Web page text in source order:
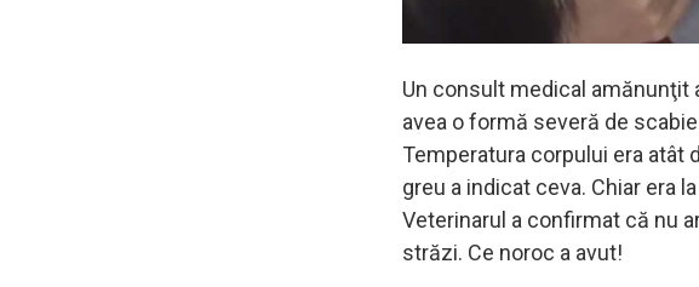
Un consult medical
avea o formă severă de
Temperatura corpului era
greu a indicat ceva. Chiar era
Veterinarul a confirmat că nu
străzi. Ce noroc a avut!